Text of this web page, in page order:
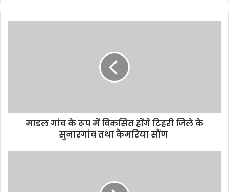
माडल गांव के रूप में विकसित होंगे टिहरी जिले के
सुनारगांव तथा कैमरिया सौंण